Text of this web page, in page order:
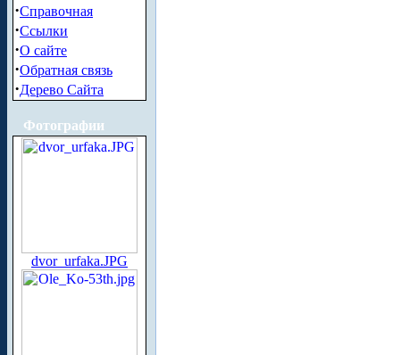
·Справочная
·Ссылки
·О сайте
·Обратная связь
·Дерево Сайта
Фотографии
dvor_urfaka.JPG